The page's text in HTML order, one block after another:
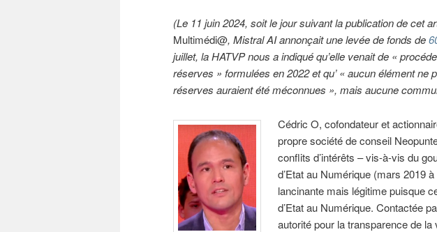
(Le 11 juin 2024, soit le jour suivant la publication de cet
Multimédi@, Mistral AI annonçait une levée de fonds de
juillet, la HATVP nous a indiqué qu’elle venait de «
réserves » formulées en 2022 et qu’ « aucun élément ne
réserves auraient été méconnues », mais aucune
Cédric O, cofondateur et
propre société de conseil
conflits d’intérêts – vis-à-vis du
d’Etat au Numérique (mars 2019
lancinante mais légitime puisque
d’Etat au Numérique. Contactée
autorité pour la transparence de